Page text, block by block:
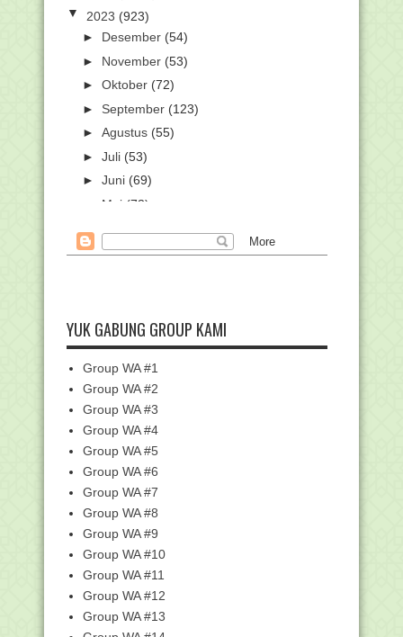
▼ 2023 (923)
► Desember (54)
► November (53)
► Oktober (72)
► September (123)
► Agustus (55)
► Juli (53)
► Juni (69)
Mei (73)
Kumpulan Twibbon Hardiknas 2023,
AICIS 2023: Ulama Pesantren dan
Akademisi Asing Ka...
Pedoman Peringatan Hari Pendidikan
Nasional Tahun ...
Jamaah Laki-laki...
Desain Spanduk Asesmen Madrasah
Tahun 2023
Jadwal PPG Daljab kemenag Batch-1
Kalimantan Timur Tuan Rumah MTQ
Tingkat Nasional 2024
Surat Edaran Distribusi Dana BOP RA
Dan BOS Madras...
29.109 Peserta Lulus Calon PPPK
Kemenag, Masa Sang...
Buku Tuntunan Manasik Haji dan
Umrah
YUK GABUNG GROUP KAMI
Group WA #1
Group WA #2
Group WA #3
Group WA #4
Group WA #5
Group WA #6
Group WA #7
Group WA #8
Group WA #9
Group WA #10
Group WA #11
Group WA #12
Group WA #13